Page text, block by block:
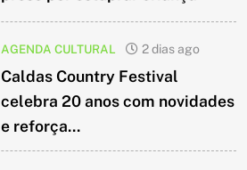
AGENDA CULTURAL 2 dias ago
Caldas Country Festival
celebra 20 anos com novidades
e reforça...